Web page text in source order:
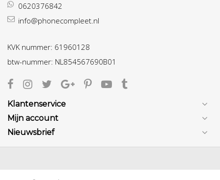
0620376842
info@phonecompleet.nl
KVK nummer: 61960128
btw-nummer: NL854567690B01
Klantenservice
Mijn account
Nieuwsbrief